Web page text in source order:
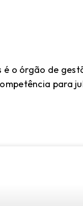
é o órgão de
para